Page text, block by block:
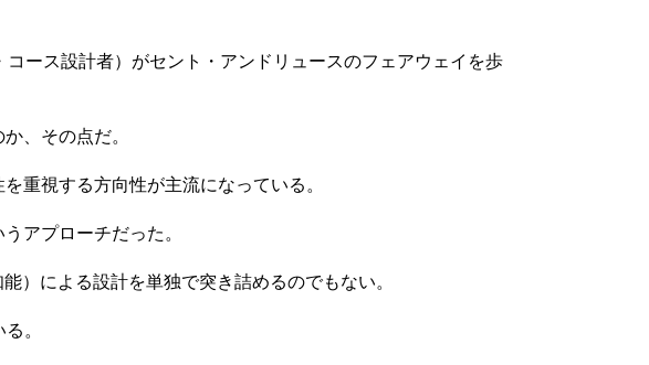
ース設計者）がセント・アンドリュースのフェアウェイを歩
、その点だ。
重視する方向性が主流になっている。
アプローチだった。
）による設計を単独で突き詰めるのでもない。
。